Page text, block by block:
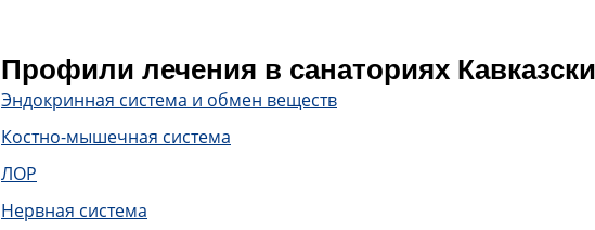
Профили лечения в санаториях
Эндокринная система и обмен веществ
Костно-мышечная система
ЛОР
Нервная система